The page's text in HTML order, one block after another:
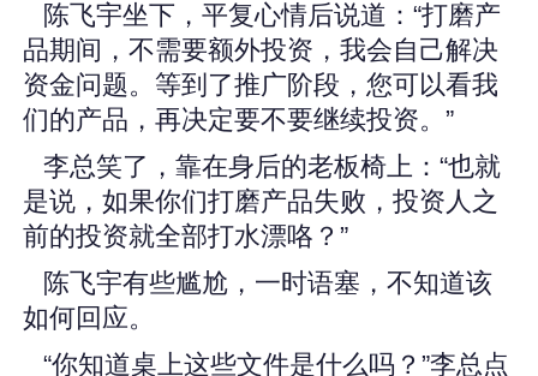
陈飞宇坐下，平复心情后说道：“打磨产
品期间，不需要额外投资，我会自己解决
资金问题。等到了推广阶段，您可以看我
们的产品，再决定要不要继续投资。”
李总笑了，靠在身后的老板椅上：“也就
是说，如果你们打磨产品失败，投资人之
前的投资就全部打水漂咯？”
陈飞宇有些尴尬，一时语塞，不知道该
如何回应。
“你知道桌上这些文件是什么吗？”李总点